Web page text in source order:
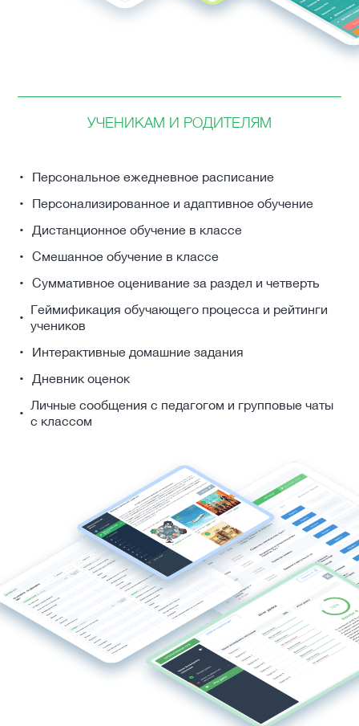
УЧЕНИКАМ И РОДИТЕЛЯМ
Персональное ежедневное расписание
Персонализированное и адаптивное обучение
Дистанционное обучение в классе
Смешанное обучение в классе
Суммативное оценивание за раздел и четверть
Геймификация обучающего процесса и рейтинги
учеников
Интерактивные домашние задания
Дневник оценок
Личные сообщения с педагогом и групповые чаты
с классом